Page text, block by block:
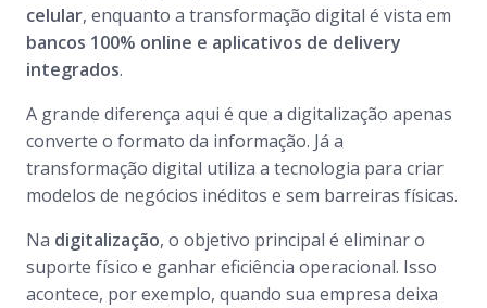
celular, enquanto a transformação digital é vista em
bancos 100% online e aplicativos de delivery
integrados.
A grande diferença aqui é que a digitalização apenas
converte o formato da informação. Já a
transformação digital utiliza a tecnologia para criar
modelos de negócios inéditos e sem barreiras físicas.
Na digitalização, o objetivo principal é eliminar o
suporte físico e ganhar eficiência operacional. Isso
acontece, por exemplo, quando sua empresa deixa